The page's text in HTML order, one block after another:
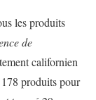
les produits
de
californien
produits pour